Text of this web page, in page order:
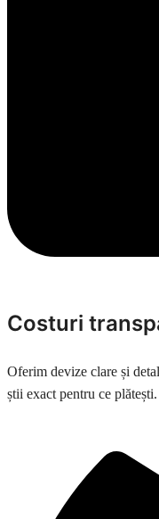
Costuri
Oferim devize clare și
știi exact pentru ce plătești.